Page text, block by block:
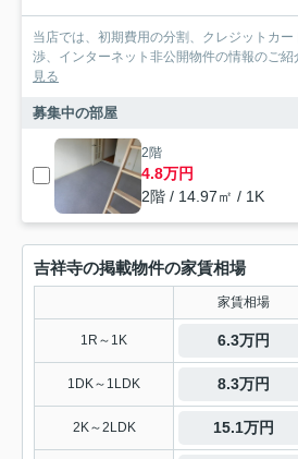
当店では、初期費用の分割、クレジットカ
渉、インターネット非公開物件の情報のご紹
見る
募集中の部屋
2階
4.8万円
2階 / 14.97㎡ / 1K
吉祥寺の掲載物件の家賃相場
家賃相場
1R～1K 6.3万円
1DK～1LDK 8.3万円
2K～2LDK 15.1万円